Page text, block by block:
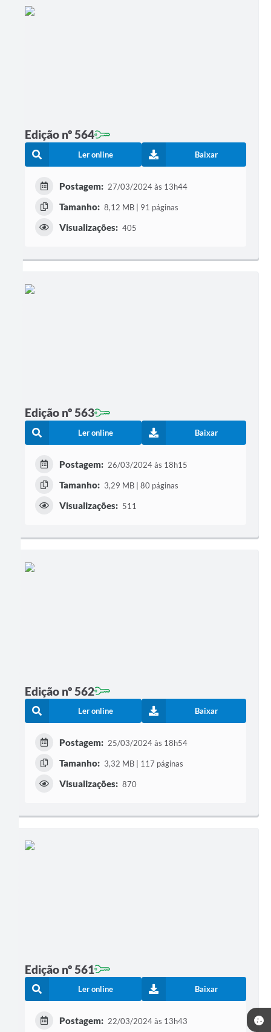
Edição nº 564
Ler online Baixar
Postagem: 27/03/2024 às 13h44
Tamanho: 8,12 MB | 91 páginas
Visualizações: 405
Edição nº 563
Ler online Baixar
Postagem: 26/03/2024 às 18h15
Tamanho: 3,29 MB | 80 páginas
Visualizações: 511
Edição nº 562
Ler online Baixar
Postagem: 25/03/2024 às 18h54
Tamanho: 3,32 MB | 117 páginas
Visualizações: 870
Edição nº 561
Ler online Baixar
Postagem: 22/03/2024 às 13h43